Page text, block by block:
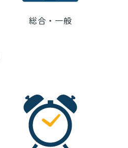
総合・一般